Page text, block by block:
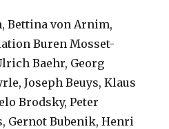
Bettina von Arnim,
Buren Mosset-
Baehr, Georg
Joseph Beuys, Klaus
Brodsky, Peter
Gernot Bubenik, Henri